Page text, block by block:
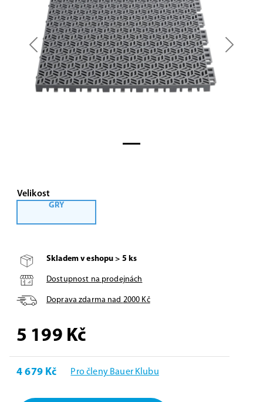
Previous Next
Velikost
GRY
Skladem v eshopu > 5 ks
Dostupnost na prodejnách
Doprava zdarma nad 2000 Kč
5 199 Kč
4 679 Kč Pro členy Bauer Klubu